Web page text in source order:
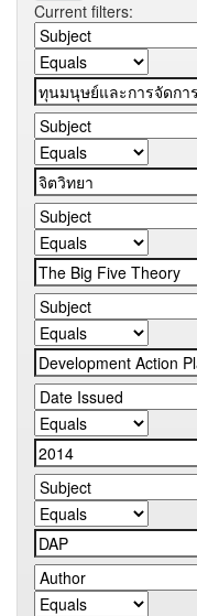
Current filters: